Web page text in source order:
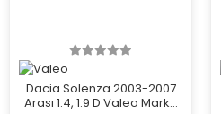
Dacia Solenza 2003-2007
Arası 1.4, 1.9 D Valeo Marka